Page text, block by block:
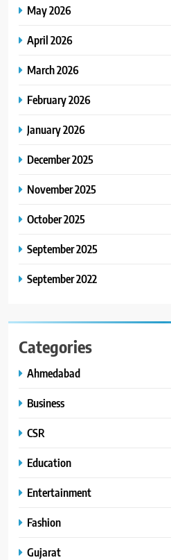
May 2026
April 2026
March 2026
February 2026
January 2026
December 2025
November 2025
October 2025
September 2025
September 2022
Categories
Ahmedabad
Business
CSR
Education
Entertainment
Fashion
Gujarat